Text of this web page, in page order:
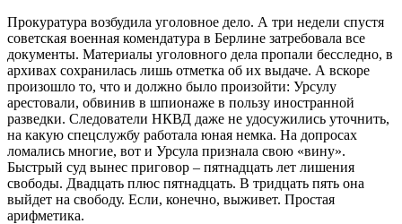
Прокуратура возбудила уголовное дело. А три недели спустя
советская военная комендатура в Берлине затребовала все
документы. Материалы уголовного дела пропали бесследно, в
архивах сохранилась лишь отметка об их выдаче. А вскоре
произошло то, что и должно было произойти: Урсулу
арестовали, обвинив в шпионаже в пользу иностранной
разведки. Следователи НКВД даже не удосужились уточнить,
на какую спецслужбу работала юная немка. На допросах
ломались многие, вот и Урсула признала свою «вину».
Быстрый суд вынес приговор – пятнадцать лет лишения
свободы. Двадцать плюс пятнадцать. В тридцать пять она
выйдет на свободу. Если, конечно, выживет. Простая
арифметика.